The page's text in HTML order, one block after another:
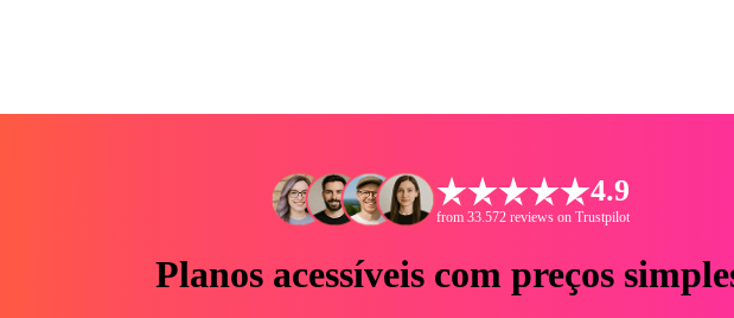
4.9
from 33.572 reviews on Trustpilot
Planos acessíveis com preços